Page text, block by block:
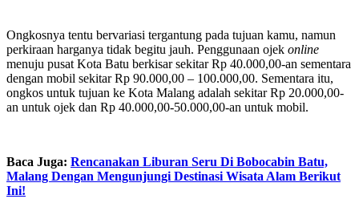
Ongkosnya tentu bervariasi tergantung pada tujuan kamu, namun
perkiraan harganya tidak begitu jauh. Penggunaan ojek online
menuju pusat Kota Batu berkisar sekitar Rp 40.000,00-an sementara
dengan mobil sekitar Rp 90.000,00 – 100.000,00. Sementara itu,
ongkos untuk tujuan ke Kota Malang adalah sekitar Rp 20.000,00-
an untuk ojek dan Rp 40.000,00-50.000,00-an untuk mobil.
Baca Juga: Rencanakan Liburan Seru Di Bobocabin Batu,
Malang Dengan Mengunjungi Destinasi Wisata Alam Berikut
Ini!